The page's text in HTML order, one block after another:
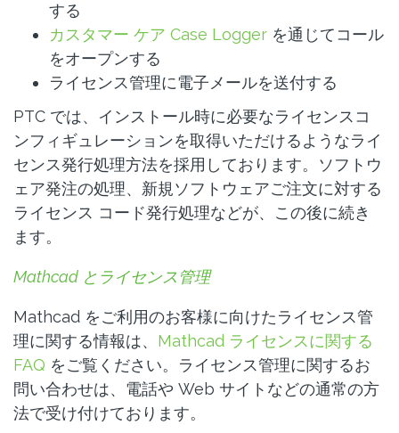
する
カスタマー ケア Case Logger を通じてコール
をオープンする
ライセンス管理に電子メールを送付する
PTC では、インストール時に必要なライセンスコ
ンフィギュレーションを取得いただけるようなライ
センス発行処理方法を採用しております。ソフトウ
ェア発注の処理、新規ソフトウェアご注文に対する
ライセンス コード発行処理などが、この後に続き
ます。
Mathcad とライセンス管理
Mathcad をご利用のお客様に向けたライセンス管
理に関する情報は、 Mathcad ライセンスに関する
FAQ をご覧ください。ライセンス管理に関するお
問い合わせは、電話や Web サイトなどの通常の方
法で受け付けております。